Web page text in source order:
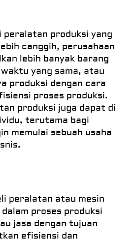
peralatan produksi yang
canggih, perusahaan
lebih banyak barang
yang sama, atau
produksi dengan cara
proses produksi.
produksi juga dapat di
terutama bagi
memulai sebuah usaha
peralatan atau mesin
proses produksi
jasa dengan tujuan
efisiensi dan